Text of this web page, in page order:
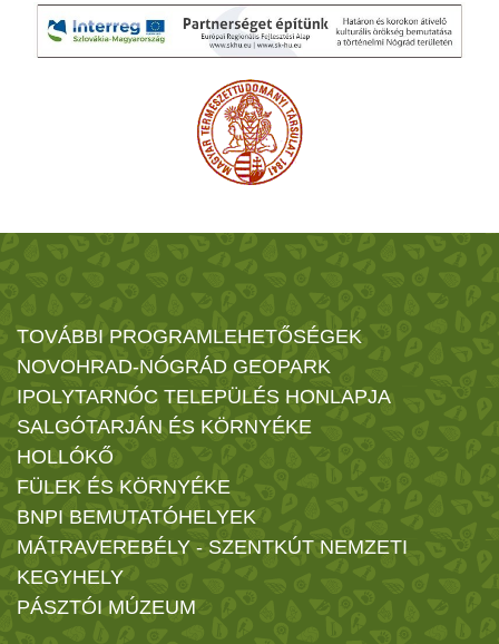
TOVÁBBI PROGRAMLEHETŐSÉGEK
NOVOHRAD-NÓGRÁD GEOPARK
IPOLYTARNÓC TELEPÜLÉS HONLAPJA
SALGÓTARJÁN ÉS KÖRNYÉKE
HOLLÓKŐ
FÜLEK ÉS KÖRNYÉKE
BNPI BEMUTATÓHELYEK
MÁTRAVEREBÉLY - SZENTKÚT NEMZETI
KEGYHELY
PÁSZTÓI MÚZEUM